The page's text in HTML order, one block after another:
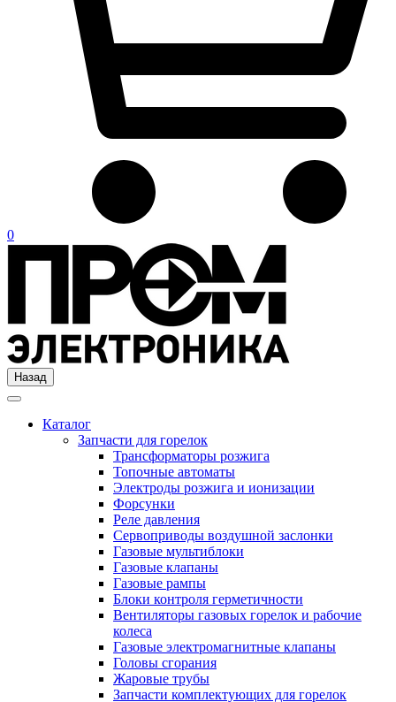
0
Назад
Каталог
Запчасти для горелок
Трансформаторы розжига
Топочные автоматы
Электроды розжига и ионизации
Форсунки
Реле давления
Сервоприводы воздушной заслонки
Газовые мультиблоки
Газовые клапаны
Газовые рампы
Блоки контроля герметичности
Вентиляторы газовых горелок и рабочие
колеса
Газовые электромагнитные клапаны
Головы сгорания
Жаровые трубы
Запчасти комплектующих для горелок